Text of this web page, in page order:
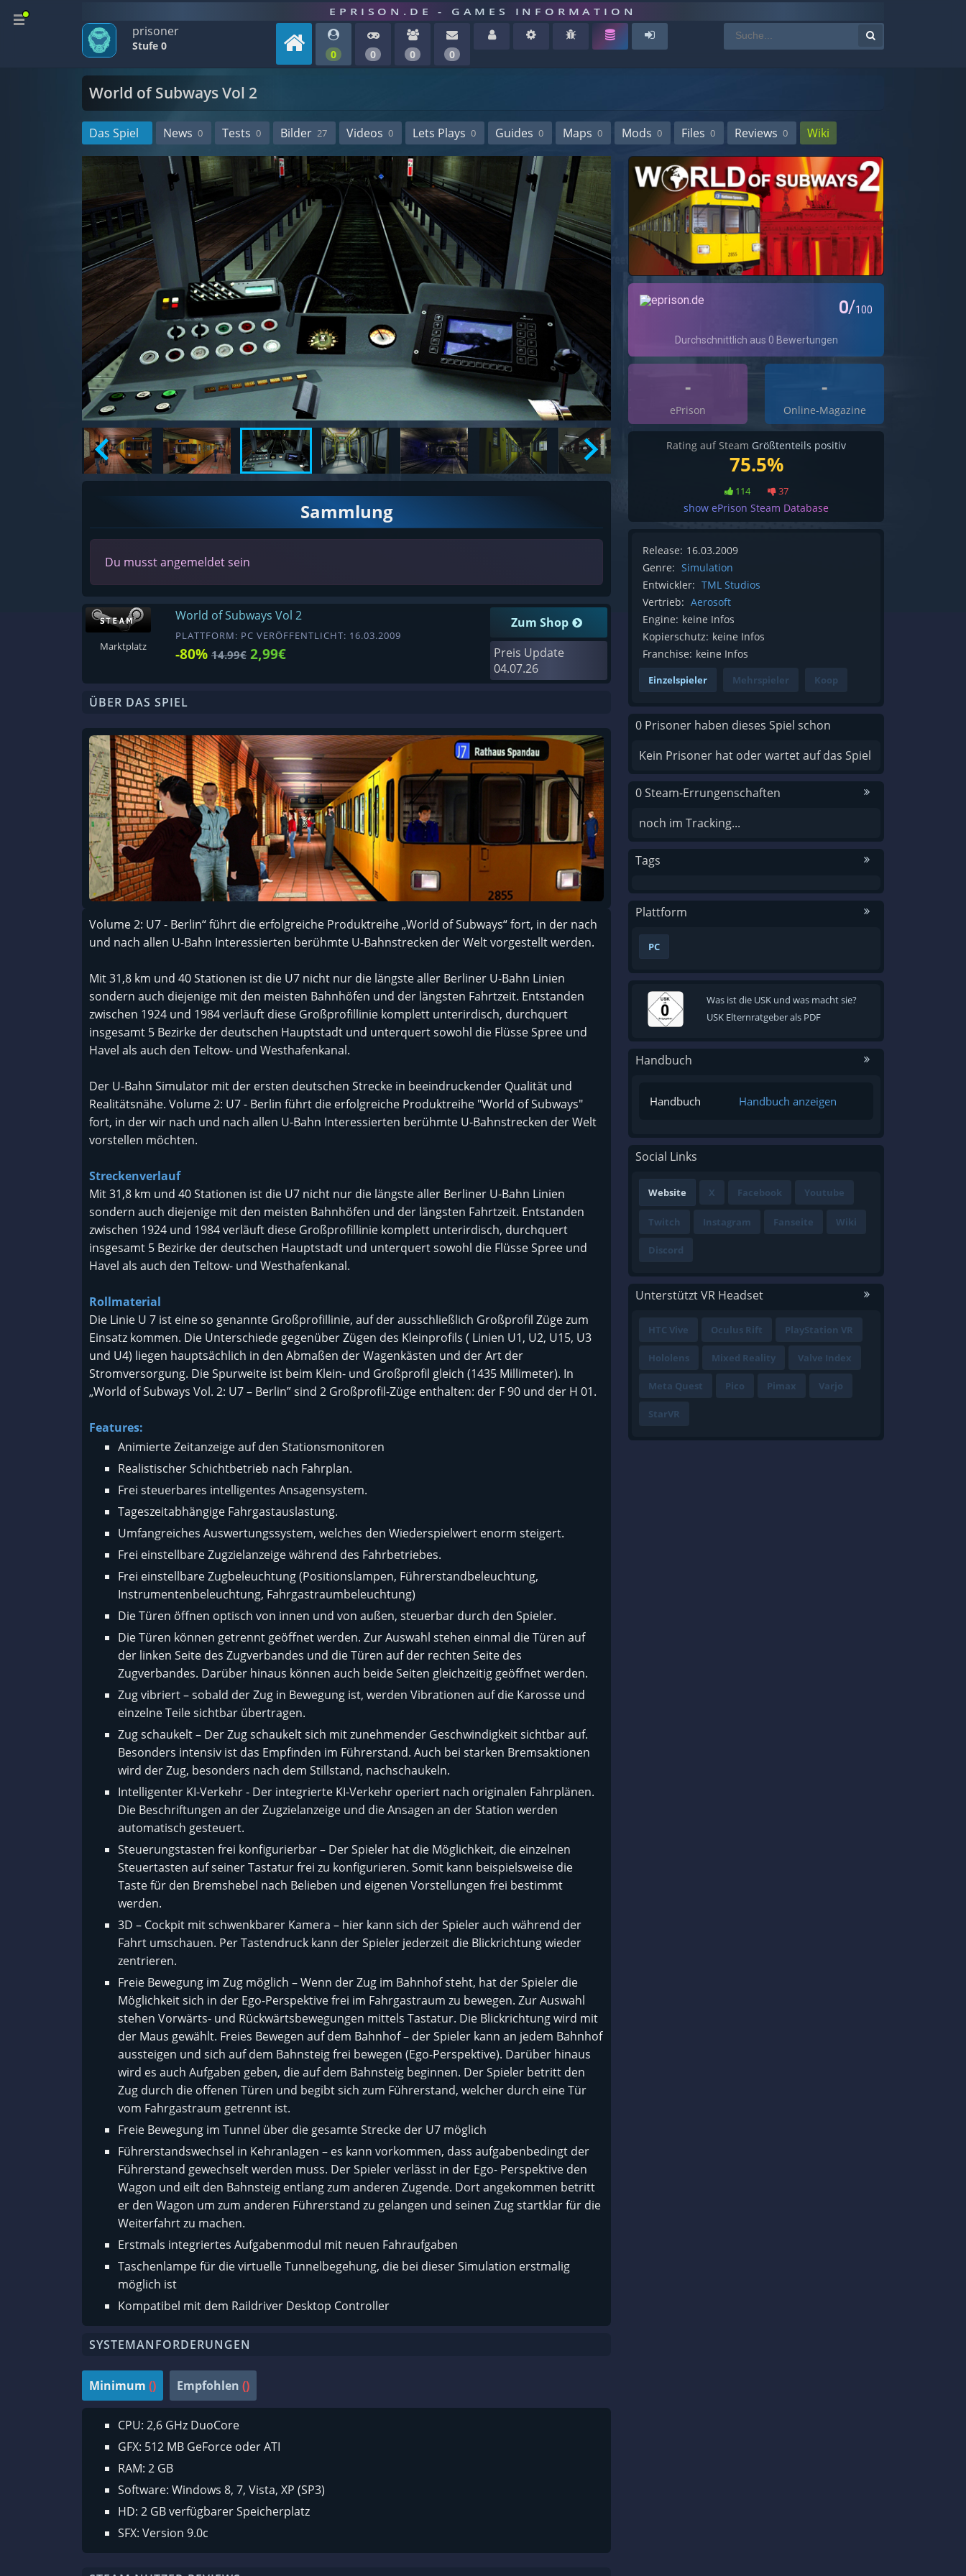
EPRISON.DE - GAMES INFORMATION
prisoner
Stufe 0
0 0 0 0
World of Subways Vol 2
Das Spiel News 0 Tests 0 Bilder 27 Videos 0 Lets Plays 0 Guides 0 Maps 0 Mods 0 Files 0 Reviews 0 Wiki
Sammlung
Du musst angemeldet sein
Marktplatz
World of Subways Vol 2
PLATTFORM: PC VERÖFFENTLICHT: 16.03.2009
-80% 14.99€ 2,99€
Zum Shop
Preis Update
04.07.26
ÜBER DAS SPIEL
Volume 2: U7 - Berlin“ führt die erfolgreiche Produktreihe „World of Subways“ fort, in der nach
und nach allen U-Bahn Interessierten berühmte U-Bahnstrecken der Welt vorgestellt werden.
Mit 31,8 km und 40 Stationen ist die U7 nicht nur die längste aller Berliner U-Bahn Linien
sondern auch diejenige mit den meisten Bahnhöfen und der längsten Fahrtzeit. Entstanden
zwischen 1924 und 1984 verläuft diese Großprofillinie komplett unterirdisch, durchquert
insgesamt 5 Bezirke der deutschen Hauptstadt und unterquert sowohl die Flüsse Spree und
Havel als auch den Teltow- und Westhafenkanal.
Der U-Bahn Simulator mit der ersten deutschen Strecke in beeindruckender Qualität und
Realitätsnähe. Volume 2: U7 - Berlin führt die erfolgreiche Produktreihe "World of Subways"
fort, in der wir nach und nach allen U-Bahn Interessierten berühmte U-Bahnstrecken der Welt
vorstellen möchten.
Streckenverlauf
Mit 31,8 km und 40 Stationen ist die U7 nicht nur die längste aller Berliner U-Bahn Linien
sondern auch diejenige mit den meisten Bahnhöfen und der längsten Fahrtzeit. Entstanden
zwischen 1924 und 1984 verläuft diese Großprofillinie komplett unterirdisch, durchquert
insgesamt 5 Bezirke der deutschen Hauptstadt und unterquert sowohl die Flüsse Spree und
Havel als auch den Teltow- und Westhafenkanal.
Rollmaterial
Die Linie U 7 ist eine so genannte Großprofillinie, auf der ausschließlich Großprofil Züge zum
Einsatz kommen. Die Unterschiede gegenüber Zügen des Kleinprofils ( Linien U1, U2, U15, U3
und U4) liegen hauptsächlich in den Abmaßen der Wagenkästen und der Art der
Stromversorgung. Die Spurweite ist beim Klein- und Großprofil gleich (1435 Millimeter). In
„World of Subways Vol. 2: U7 – Berlin” sind 2 Großprofil-Züge enthalten: der F 90 und der H 01.
Features:
Animierte Zeitanzeige auf den Stationsmonitoren
Realistischer Schichtbetrieb nach Fahrplan.
Frei steuerbares intelligentes Ansagensystem.
Tageszeitabhängige Fahrgastauslastung.
Umfangreiches Auswertungssystem, welches den Wiederspielwert enorm steigert.
Frei einstellbare Zugzielanzeige während des Fahrbetriebes.
Frei einstellbare Zugbeleuchtung (Positionslampen, Führerstandbeleuchtung,
Instrumentenbeleuchtung, Fahrgastraumbeleuchtung)
Die Türen öffnen optisch von innen und von außen, steuerbar durch den Spieler.
Die Türen können getrennt geöffnet werden. Zur Auswahl stehen einmal die Türen auf
der linken Seite des Zugverbandes und die Türen auf der rechten Seite des
Zugverbandes. Darüber hinaus können auch beide Seiten gleichzeitig geöffnet werden.
Zug vibriert – sobald der Zug in Bewegung ist, werden Vibrationen auf die Karosse und
einzelne Teile sichtbar übertragen.
Zug schaukelt – Der Zug schaukelt sich mit zunehmender Geschwindigkeit sichtbar auf.
Besonders intensiv ist das Empfinden im Führerstand. Auch bei starken Bremsaktionen
wird der Zug, besonders nach dem Stillstand, nachschaukeln.
Intelligenter KI-Verkehr - Der integrierte KI-Verkehr operiert nach originalen Fahrplänen.
Die Beschriftungen an der Zugzielanzeige und die Ansagen an der Station werden
automatisch gesteuert.
Steuerungstasten frei konfigurierbar – Der Spieler hat die Möglichkeit, die einzelnen
Steuertasten auf seiner Tastatur frei zu konfigurieren. Somit kann beispielsweise die
Taste für den Bremshebel nach Belieben und eigenen Vorstellungen frei bestimmt
werden.
3D – Cockpit mit schwenkbarer Kamera – hier kann sich der Spieler auch während der
Fahrt umschauen. Per Tastendruck kann der Spieler jederzeit die Blickrichtung wieder
zentrieren.
Freie Bewegung im Zug möglich – Wenn der Zug im Bahnhof steht, hat der Spieler die
Möglichkeit sich in der Ego-Perspektive frei im Fahrgastraum zu bewegen. Zur Auswahl
stehen Vorwärts- und Rückwärtsbewegungen mittels Tastatur. Die Blickrichtung wird mit
der Maus gewählt. Freies Bewegen auf dem Bahnhof – der Spieler kann an jedem Bahnhof
aussteigen und sich auf dem Bahnsteig frei bewegen (Ego-Perspektive). Darüber hinaus
wird es auch Aufgaben geben, die auf dem Bahnsteig beginnen. Der Spieler betritt den
Zug durch die offenen Türen und begibt sich zum Führerstand, welcher durch eine Tür
vom Fahrgastraum getrennt ist.
Freie Bewegung im Tunnel über die gesamte Strecke der U7 möglich
Führerstandswechsel in Kehranlagen – es kann vorkommen, dass aufgabenbedingt der
Führerstand gewechselt werden muss. Der Spieler verlässt in der Ego- Perspektive den
Wagon und eilt den Bahnsteig entlang zum anderen Zugende. Dort angekommen betritt
er den Wagon um zum anderen Führerstand zu gelangen und seinen Zug startklar für die
Weiterfahrt zu machen.
Erstmals integriertes Aufgabenmodul mit neuen Fahraufgaben
Taschenlampe für die virtuelle Tunnelbegehung, die bei dieser Simulation erstmalig
möglich ist
Kompatibel mit dem Raildriver Desktop Controller
SYSTEMANFORDERUNGEN
Minimum () Empfohlen ()
CPU: 2,6 GHz DuoCore
GFX: 512 MB GeForce oder ATI
RAM: 2 GB
Software: Windows 8, 7, Vista, XP (SP3)
HD: 2 GB verfügbarer Speicherplatz
SFX: Version 9.0c
-
ePrison
-
Online-Magazine
Rating auf Steam Größtenteils positiv
75.5%
114 37
show ePrison Steam Database
Release: 16.03.2009
Genre: Simulation
Entwickler: TML Studios
Vertrieb: Aerosoft
Engine: keine Infos
Kopierschutz: keine Infos
Franchise: keine Infos
Einzelspieler Mehrspieler Koop
0 Prisoner haben dieses Spiel schon
Kein Prisoner hat oder wartet auf das Spiel
0 Steam-Errungenschaften
noch im Tracking...
Tags
Plattform
PC
Was ist die USK und was macht sie?
USK Elternratgeber als PDF
Handbuch
Handbuch Handbuch anzeigen
Social Links
Website X Facebook Youtube
Twitch Instagram Fanseite Wiki
Discord
Unterstützt VR Headset
HTC Vive Oculus Rift PlayStation VR
Hololens Mixed Reality Valve Index
Meta Quest Pico Pimax Varjo
StarVR